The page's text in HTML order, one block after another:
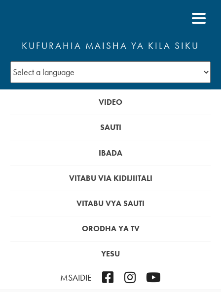
KUFURAHIA MAISHA YA KILA SIKU
VIDEO
SAUTI
IBADA
VITABU VIA KIDIJIITALI
VITABU VYA SAUTI
ORODHA YA TV
YESU
MSAIDIE FacebookInstagram